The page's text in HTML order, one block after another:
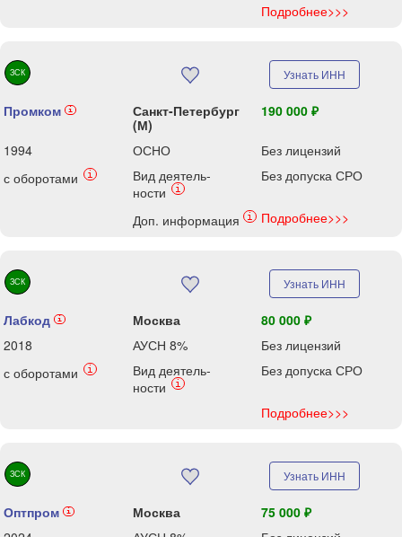
Подробнее>>>
ЗСК Узнать ИНН
Промком i
Санкт-Петербург
(М)
190 000 ₽
1994 ОСНО
Без лицензий
с оборотами
i
Вид деятель-
ности
i
Без допуска СРО
Доп. информация i Подробнее>>>
ЗСК Узнать ИНН
Лабкод i Москва
80 000 ₽
2018
АУСН 8%
Без лицензий
с оборотами
i
Вид деятель-
ности
i
Без допуска СРО
Подробнее>>>
ЗСК Узнать ИНН
Оптпром i Москва
75 000 ₽